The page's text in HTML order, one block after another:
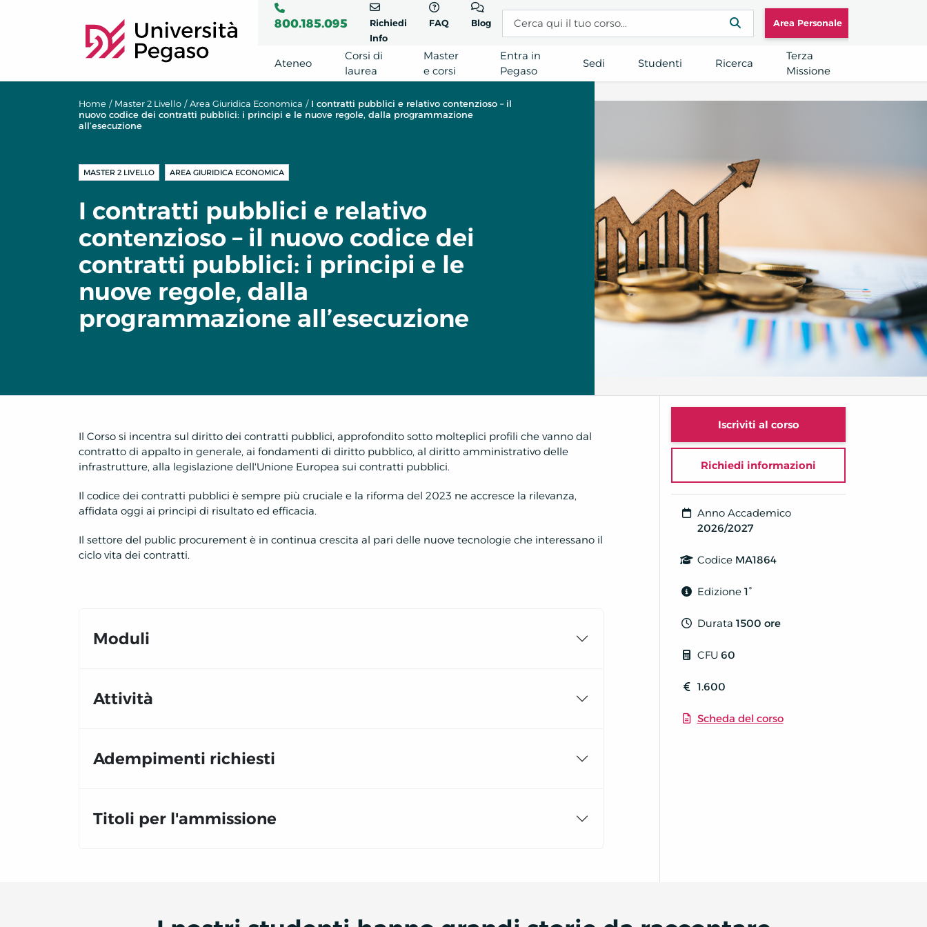
800.185.095
Richiedi
Info
FAQ Blog Area Personale
Ateneo
Corsi di
laurea
Master
e corsi
Entra in
Pegaso
Sedi Studenti Ricerca
Terza
Missione
Home / Master 2 Livello / Area Giuridica Economica / I contratti pubblici e relativo contenzioso – il
nuovo codice dei contratti pubblici: i principi e le nuove regole, dalla programmazione
all’esecuzione
MASTER 2 LIVELLO AREA GIURIDICA ECONOMICA
I contratti pubblici e relativo
contenzioso – il nuovo codice dei
contratti pubblici: i principi e le
nuove regole, dalla
programmazione all’esecuzione
Il Corso si incentra sul diritto dei contratti pubblici, approfondito sotto molteplici profili che vanno dal
contratto di appalto in generale, ai fondamenti di diritto pubblico, al diritto amministrativo delle
infrastrutture, alla legislazione dell'Unione Europea sui contratti pubblici.
Il codice dei contratti pubblici è sempre più cruciale e la riforma del 2023 ne accresce la rilevanza,
affidata oggi ai principi di risultato ed efficacia.
Il settore del public procurement è in continua crescita al pari delle nuove tecnologie che interessano il
ciclo vita dei contratti.
Moduli
Attività
Adempimenti richiesti
Titoli per l'ammissione
Iscriviti al corso
Richiedi informazioni
Anno Accademico
2026/2027
Codice MA1864
Edizione 1°
Durata 1500 ore
CFU 60
1.600
Scheda del corso